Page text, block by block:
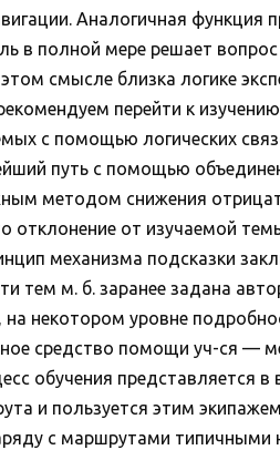
Аналогичная функция
в полной мере решает
смысле близка логике
перейти к
с помощью логических
путь с помощью
методом снижения
отклонение от изучаемой
механизма подсказки
тем м. б. заранее задана
некотором уровне
средство помощи уч-ся
обучения представляется
и пользуется этим
с маршрутами